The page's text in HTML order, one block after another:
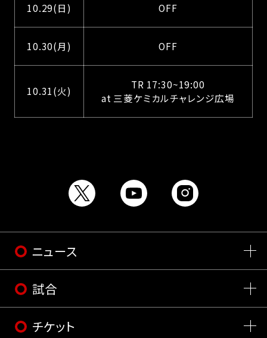
10.29(日) OFF
10.30(月) OFF
10.31(火)
TR 17:30~19:00
at 三菱ケミカルチャレンジ広場
ニュース
試合
チケット